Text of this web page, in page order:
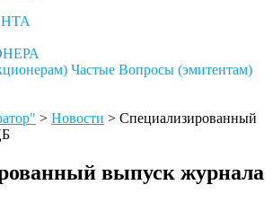
Частые Вопросы (эмитентам)
> Новости > Специализированный
выпуск журнала